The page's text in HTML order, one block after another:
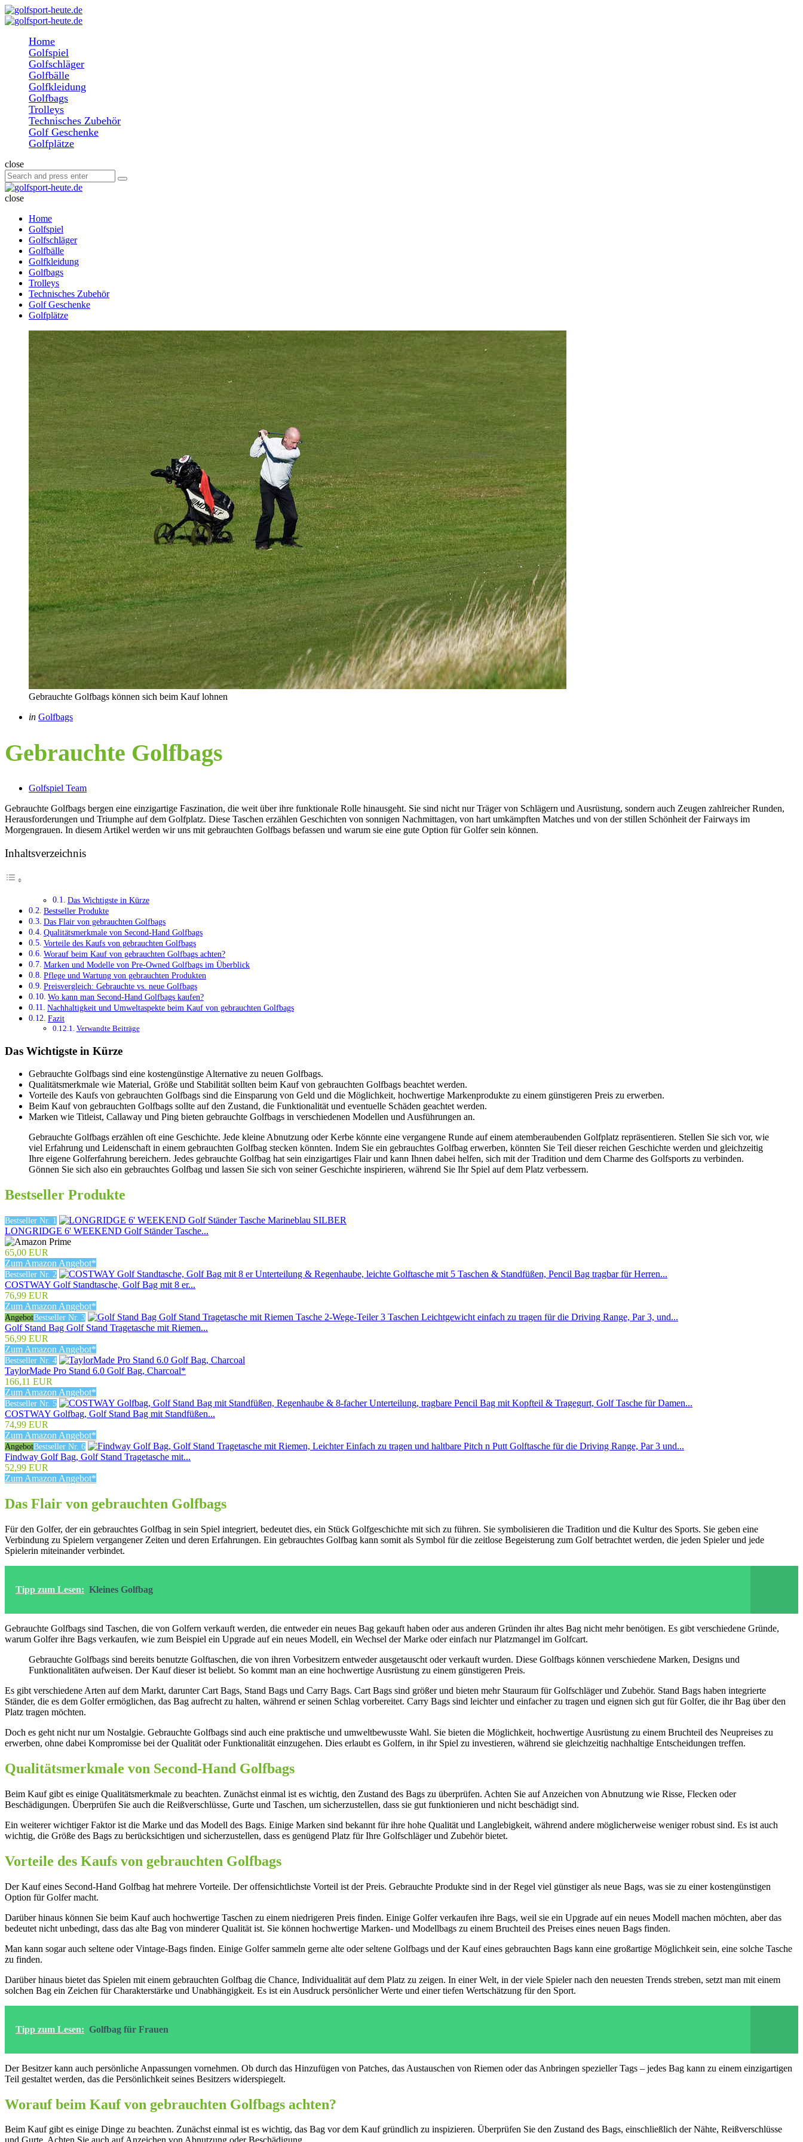
Menu
Search
golfsport-
Home
Golfspiel
Golfschläger
Golfbälle
Golfkleidung
Golfbags
Trolleys
Technisches Zubehör
Golf Geschenke
Golfplätze
Search
close
Search
for:
Search
golfsport-
close
Home
Golfspiel
Golfschläger
Golfbälle
Golfkleidung
Golfbags
Trolleys
Technisches Zubehör
Golf Geschenke
Golfplätze
Gebrauchte Golfbags können sich beim Kauf lohnen
Categories
Posted
in Golfbags
Gebrauchte Golfbags
Posted
Golfspiel Team
Gebrauchte Golfbags bergen eine einzigartige Faszination, die weit über ihre funktionale Rolle hinausgeht. Sie sind nicht nur Träger von Schlägern und Ausrüstung, sondern auch Zeugen zahlreicher Runden,
Herausforderungen und Triumphe auf dem Golfplatz. Diese Taschen erzählen Geschichten von sonnigen Nachmittagen, von hart umkämpften Matches und von der stillen Schönheit der Fairways im
Morgengrauen. In diesem Artikel werden wir uns mit gebrauchten Golfbags befassen und warum sie eine gute Option für Golfer sein können.
Inhaltsverzeichnis
Das Wichtigste in Kürze
Bestseller Produkte
Das Flair von gebrauchten Golfbags
Qualitätsmerkmale von Second-Hand Golfbags
Vorteile des Kaufs von gebrauchten Golfbags
Worauf beim Kauf von gebrauchten Golfbags achten?
Marken und Modelle von Pre-Owned Golfbags im Überblick
Pflege und Wartung von gebrauchten Produkten
Preisvergleich: Gebrauchte vs. neue Golfbags
Wo kann man Second-Hand Golfbags kaufen?
Nachhaltigkeit und Umweltaspekte beim Kauf von gebrauchten Golfbags
Fazit
Verwandte Beiträge
Das Wichtigste in Kürze
Gebrauchte Golfbags sind eine kostengünstige Alternative zu neuen Golfbags.
Qualitätsmerkmale wie Material, Größe und Stabilität sollten beim Kauf von gebrauchten Golfbags beachtet werden.
Vorteile des Kaufs von gebrauchten Golfbags sind die Einsparung von Geld und die Möglichkeit, hochwertige Markenprodukte zu einem günstigeren Preis zu erwerben.
Beim Kauf von gebrauchten Golfbags sollte auf den Zustand, die Funktionalität und eventuelle Schäden geachtet werden.
Marken wie Titleist, Callaway und Ping bieten gebrauchte Golfbags in verschiedenen Modellen und Ausführungen an.
Gebrauchte Golfbags erzählen oft eine Geschichte. Jede kleine Abnutzung oder Kerbe könnte eine vergangene Runde auf einem atemberaubenden Golfplatz repräsentieren. Stellen Sie sich vor, wie
viel Erfahrung und Leidenschaft in einem gebrauchten Golfbag stecken könnten. Indem Sie ein gebrauchtes Golfbag erwerben, könnten Sie Teil dieser reichen Geschichte werden und gleichzeitig
Ihre eigene Golferfahrung bereichern. Jedes gebrauchte Golfbag hat sein einzigartiges Flair und kann Ihnen dabei helfen, sich mit der Tradition und dem Charme des Golfsports zu verbinden.
Gönnen Sie sich also ein gebrauchtes Golfbag und lassen Sie sich von seiner Geschichte inspirieren, während Sie Ihr Spiel auf dem Platz verbessern.
Bestseller Produkte
Bestseller Nr. 1
LONGRIDGE 6' WEEKEND Golf Ständer Tasche...
65,00 EUR
Zum Amazon Angebot*
Bestseller Nr. 2
COSTWAY Golf Standtasche, Golf Bag mit 8 er...
76,99 EUR
Zum Amazon Angebot*
AngebotBestseller Nr. 3
Golf Stand Bag Golf Stand Tragetasche mit Riemen...
56,99 EUR
Zum Amazon Angebot*
Bestseller Nr. 4
TaylorMade Pro Stand 6.0 Golf Bag, Charcoal*
166,11 EUR
Zum Amazon Angebot*
Bestseller Nr. 5
COSTWAY Golfbag, Golf Stand Bag mit Standfüßen...
74,99 EUR
Zum Amazon Angebot*
AngebotBestseller Nr. 6
Findway Golf Bag, Golf Stand Tragetasche mit...
52,99 EUR
Zum Amazon Angebot*
Das Flair von gebrauchten Golfbags
Für den Golfer, der ein gebrauchtes Golfbag in sein Spiel integriert, bedeutet dies, ein Stück Golfgeschichte mit sich zu führen. Sie symbolisieren die Tradition und die Kultur des Sports. Sie geben eine
Verbindung zu Spielern vergangener Zeiten und deren Erfahrungen. Ein gebrauchtes Golfbag kann somit als Symbol für die zeitlose Begeisterung zum Golf betrachtet werden, die jeden Spieler und jede
Spielerin miteinander verbindet.
Tipp zum Lesen: Kleines Golfbag
Gebrauchte Golfbags sind Taschen, die von Golfern verkauft werden, die entweder ein neues Bag gekauft haben oder aus anderen Gründen ihr altes Bag nicht mehr benötigen. Es gibt verschiedene Gründe,
warum Golfer ihre Bags verkaufen, wie zum Beispiel ein Upgrade auf ein neues Modell, ein Wechsel der Marke oder einfach nur Platzmangel im Golfcart.
Gebrauchte Golfbags sind bereits benutzte Golftaschen, die von ihren Vorbesitzern entweder ausgetauscht oder verkauft wurden. Diese Golfbags können verschiedene Marken, Designs und
Funktionalitäten aufweisen. Der Kauf dieser ist beliebt. So kommt man an eine hochwertige Ausrüstung zu einem günstigeren Preis.
Es gibt verschiedene Arten auf dem Markt, darunter Cart Bags, Stand Bags und Carry Bags. Cart Bags sind größer und bieten mehr Stauraum für Golfschläger und Zubehör. Stand Bags haben integrierte
Ständer, die es dem Golfer ermöglichen, das Bag aufrecht zu halten, während er seinen Schlag vorbereitet. Carry Bags sind leichter und einfacher zu tragen und eignen sich gut für Golfer, die ihr Bag über den
Platz tragen möchten.
Doch es geht nicht nur um Nostalgie. Gebrauchte Golfbags sind auch eine praktische und umweltbewusste Wahl. Sie bieten die Möglichkeit, hochwertige Ausrüstung zu einem Bruchteil des Neupreises zu
erwerben, ohne dabei Kompromisse bei der Qualität oder Funktionalität einzugehen. Dies erlaubt es Golfern, in ihr Spiel zu investieren, während sie gleichzeitig nachhaltige Entscheidungen treffen.
Qualitätsmerkmale von Second-Hand Golfbags
Beim Kauf gibt es einige Qualitätsmerkmale zu beachten. Zunächst einmal ist es wichtig, den Zustand des Bags zu überprüfen. Achten Sie auf Anzeichen von Abnutzung wie Risse, Flecken oder
Beschädigungen. Überprüfen Sie auch die Reißverschlüsse, Gurte und Taschen, um sicherzustellen, dass sie gut funktionieren und nicht beschädigt sind.
Ein weiterer wichtiger Faktor ist die Marke und das Modell des Bags. Einige Marken sind bekannt für ihre hohe Qualität und Langlebigkeit, während andere möglicherweise weniger robust sind. Es ist auch
wichtig, die Größe des Bags zu berücksichtigen und sicherzustellen, dass es genügend Platz für Ihre Golfschläger und Zubehör bietet.
Vorteile des Kaufs von gebrauchten Golfbags
Der Kauf eines Second-Hand Golfbag hat mehrere Vorteile. Der offensichtlichste Vorteil ist der Preis. Gebrauchte Produkte sind in der Regel viel günstiger als neue Bags, was sie zu einer kostengünstigen
Option für Golfer macht.
Darüber hinaus können Sie beim Kauf auch hochwertige Taschen zu einem niedrigeren Preis finden. Einige Golfer verkaufen ihre Bags, weil sie ein Upgrade auf ein neues Modell machen möchten, aber das
bedeutet nicht unbedingt, dass das alte Bag von minderer Qualität ist. Sie können hochwertige Marken- und Modellbags zu einem Bruchteil des Preises eines neuen Bags finden.
Man kann sogar auch seltene oder Vintage-Bags finden. Einige Golfer sammeln gerne alte oder seltene Golfbags und der Kauf eines gebrauchten Bags kann eine großartige Möglichkeit sein, eine solche Tasche
zu finden.
Darüber hinaus bietet das Spielen mit einem gebrauchten Golfbag die Chance, Individualität auf dem Platz zu zeigen. In einer Welt, in der viele Spieler nach den neuesten Trends streben, setzt man mit einem
solchen Bag ein Zeichen für Charakterstärke und Unabhängigkeit. Es ist ein Ausdruck persönlicher Werte und einer tiefen Wertschätzung für den Sport.
Tipp zum Lesen: Golfbag für Frauen
Der Besitzer kann auch persönliche Anpassungen vornehmen. Ob durch das Hinzufügen von Patches, das Austauschen von Riemen oder das Anbringen spezieller Tags – jedes Bag kann zu einem einzigartigen
Teil gestaltet werden, das die Persönlichkeit seines Besitzers widerspiegelt.
Worauf beim Kauf von gebrauchten Golfbags achten?
Beim Kauf gibt es einige Dinge zu beachten. Zunächst einmal ist es wichtig, das Bag vor dem Kauf gründlich zu inspizieren. Überprüfen Sie den Zustand des Bags, einschließlich der Nähte, Reißverschlüsse